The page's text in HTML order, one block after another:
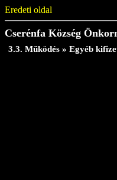
Eredeti oldal
Cserénfa Község
3.3. Működés » Egyéb